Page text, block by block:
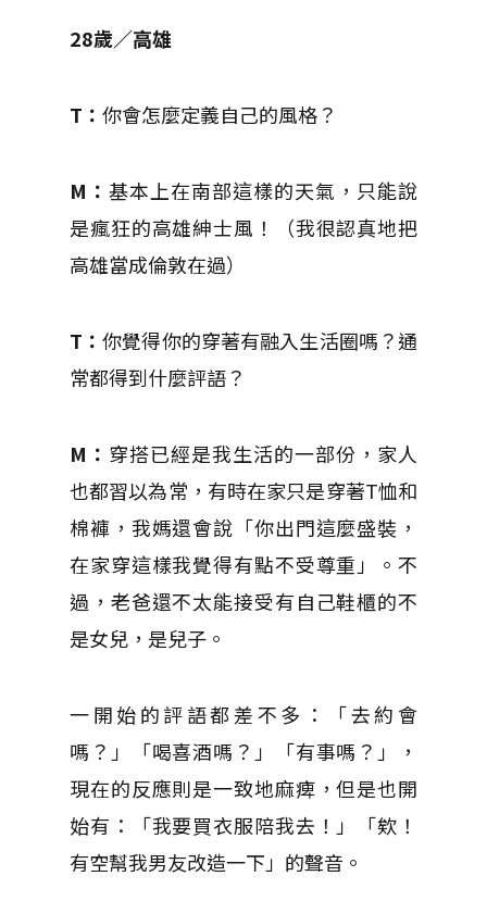
28歲／高雄
T： 你會怎麼定義自己的風格？
M： 基本上在南部這樣的天氣，只能說
是瘋狂的高雄紳士風！（我很認真地把
高雄當成倫敦在過）
T：你覺得你的穿著有融入生活圈嗎？通
常都得到什麼評語？
M： 穿搭已經是我生活的一部份，家人
也都習以為常，有時在家只是穿著T恤和
棉褲，我媽還會說「你出門這麼盛裝，
在家穿這樣我覺得有點不受尊重」。不
過，老爸還不太能接受有自己鞋櫃的不
是女兒，是兒子。
一開始的評語都差不多：「去約會
嗎？」「喝喜酒嗎？」「有事嗎？」，
現在的反應則是一致地麻痺，但是也開
始有：「我要買衣服陪我去！」「欸！
有空幫我男友改造一下」的聲音。